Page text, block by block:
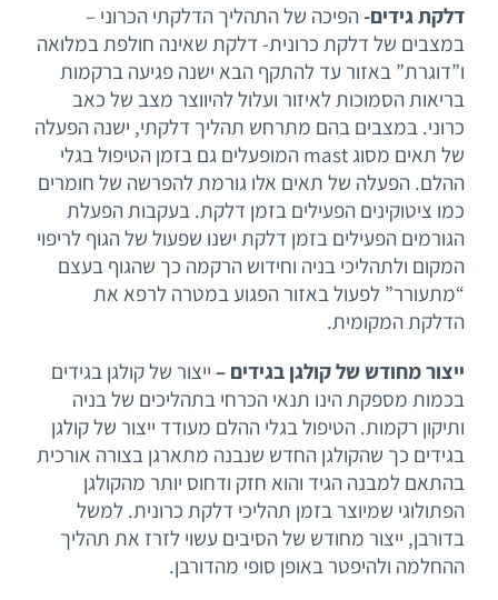
דלקת גידים- הפיכה של התהליך הדלקתי הכרוני –
במצבים של דלקת כרונית- דלקת שאינה חולפת במלואה
ו”דוגרת” באזור עד להתקף הבא ישנה פגיעה ברקמות
בריאות הסמוכות לאיזור ועלול להיווצר מצב של כאב
כרוני. במצבים בהם מתרחש תהליך דלקתי, ישנה הפעלה
של תאים מסוג mast המופעלים גם בזמן הטיפול בגלי
ההלם. הפעלה של תאים אלו גורמת להפרשה של חומרים
כמו ציטוקינים הפעילים בזמן דלקת. בעקבות הפעלת
הגורמים הפעילים בזמן דלקת ישנו שפעול של הגוף לריפוי
המקום ולתהליכי בניה וחידוש הרקמה כך שהגוף בעצם
“מתעורר” לפעול באזור הפגוע במטרה לרפא את
הדלקת המקומית.
ייצור מחודש של קולגן בגידים – ייצור של קולגן בגידים
בכמות מספקת הינו תנאי הכרחי בתהליכים של בניה
ותיקון רקמות. הטיפול בגלי ההלם מעודד ייצור של קולגן
בגידים כך שהקולגן החדש שנבנה מתארגן בצורה אורכית
בהתאם למבנה הגיד והוא חזק ודחוס יותר מהקולגן
הפתולוגי שמיוצר בזמן תהליכי דלקת כרונית. למשל
בדורבן, ייצור מחודש של הסיבים עשוי לזרז את תהליך
ההחלמה ולהיפטר באופן סופי מהדורבן.